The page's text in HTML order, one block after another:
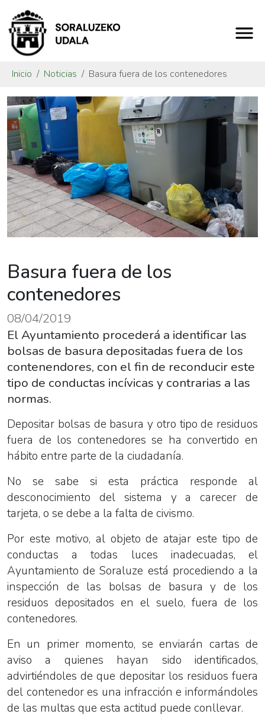
Inicio Noticias Basura fuera de los contenedores
Basura fuera de los
contenedores
08/04/2019
El Ayuntamiento procederá a identificar las
bolsas de basura depositadas fuera de los
contenendores, con el fin de reconducir este
tipo de conductas incívicas y contrarias a las
normas.
Depositar bolsas de basura y otro tipo de residuos
fuera de los contenedores se ha convertido en
hábito entre parte de la ciudadanía.
No se sabe si esta práctica responde al
desconocimiento del sistema y a carecer de
tarjeta, o se debe a la falta de civismo.
Por este motivo, al objeto de atajar este tipo de
conductas a todas luces inadecuadas, el
Ayuntamiento de Soraluze está procediendo a la
inspección de las bolsas de basura y de los
residuos depositados en el suelo, fuera de los
contenedores.
En un primer momento, se enviarán cartas de
aviso a quienes hayan sido identificados,
advirtiéndoles de que depositar los residuos fuera
del contenedor es una infracción e informándoles
de las multas que esta actitud puede conllevar.